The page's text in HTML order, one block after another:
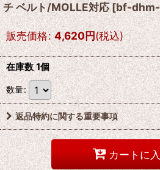
チ ベルト/MOLLE対応[bf-
販売価格: 4,620円(税込)
在庫数 1個
数量:
返品特約に関する重要事項
カートに